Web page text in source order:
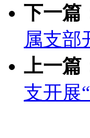
下一篇
属支部
上一篇
支开展